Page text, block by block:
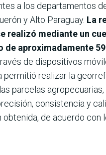
a los departamentos
y Alto Paraguay. La
realizó mediante un
de aproximadamente
de dispositivos
permitió realizar la
parcelas
consistencia y
obtenida, de acuerdo con